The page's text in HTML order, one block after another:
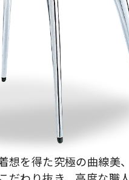
想を得た究極の曲線美